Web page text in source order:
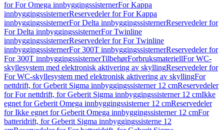
for For Omega innbyggingssisternerFor Kappa
innbyggingssisternerReservedeler for For Kappa
innbyggingssisternerFor Delta innbyggingssisternerReservedeler for
For Delta innbyggingssisternerFor Twinline
innbyggingssisternerReservedeler for For Twinline
innbyggingssisternerFor 300T innbyggingssisternerReservedeler for
For 300T innbyggingssisternerTilbehørForbruksmateriellFor WC-
skyllesystem med elektronisk aktivering av skyllingReservedeler for
For WC-skyllesystem med elektronisk aktivering av skyllingFor
nettdrift, for Geberit Sigma innbyggingssisterner 12 cmReservedeler
for For nettdrift, for Geberit Sigma innbyggingssisterner 12 cmIkke
egnet for Geberit Omega innbyggingssisterner 12 cmReservedeler
for Ikke egnet for Geberit Omega innbyggingssisterner 12 cmFor
batteridrift, for Geberit Sigma innbyggingssisterne 12